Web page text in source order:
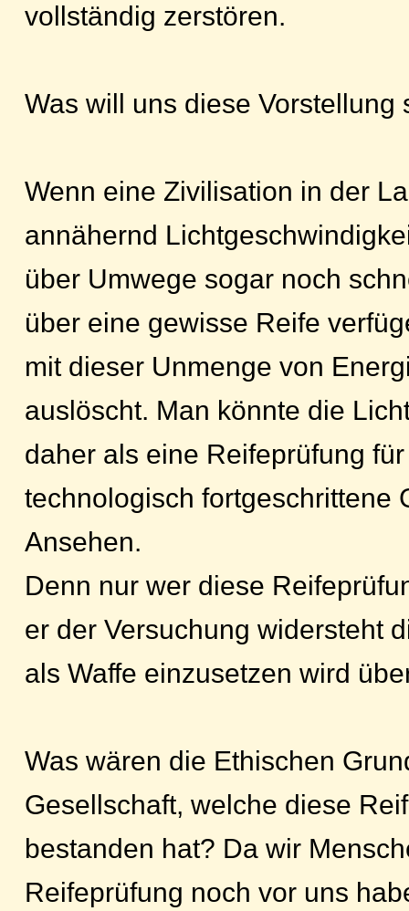
vollständig zerstören.
Was will uns diese Vorstellung
Wenn eine Zivilisation in der
annähernd
über Umwege sogar noch
über eine gewisse Reife
mit dieser Unmenge von
auslöscht. Man könnte die
daher als eine Reifeprüfung
technologisch fortgeschrittene
Ansehen.
Denn nur wer diese
er der Versuchung widersteht
als Waffe einzusetzen wird
Was wären die Ethischen
Gesellschaft, welche diese
bestanden hat? Da wir
Reifeprüfung noch vor uns